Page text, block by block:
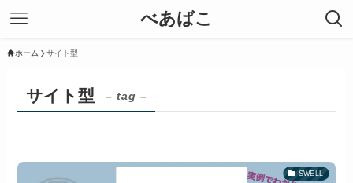
べあばこ
ホーム サイト型
サイト型 – tag –
SWELL